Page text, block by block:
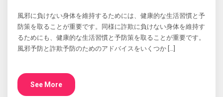
風邪に負けない身体を維持するためには、健康的な生活習慣と予
防策を取ることが重要です。同様に詐欺に負けない身体を維持す
るためにも、健康的な生活習慣と予防策を取ることが重要です。
風邪予防と詐欺予防のためのアドバイスをいくつか […]
See More